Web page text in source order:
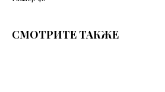
СМОТРИТЕ ТАКЖЕ